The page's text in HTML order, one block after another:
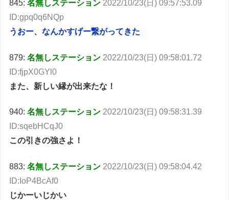
845:名無しステーション 2022/10/23(日) 09:57:53.09
ID:gpq0q6NQp
うおー、なんかすげー繋がってきた
879:名無しステーション 2022/10/23(日) 09:58:01.72
ID:fjpX0GYl0
また、新しい縁が出来たな！
940:名無しステーション 2022/10/23(日) 09:58:31.39
ID:sqebHCqJ0
この引きの強さよ！
883:名無しステーション 2022/10/23(日) 09:58:04.42
ID:IoP4BcAf0
じかーいじかい